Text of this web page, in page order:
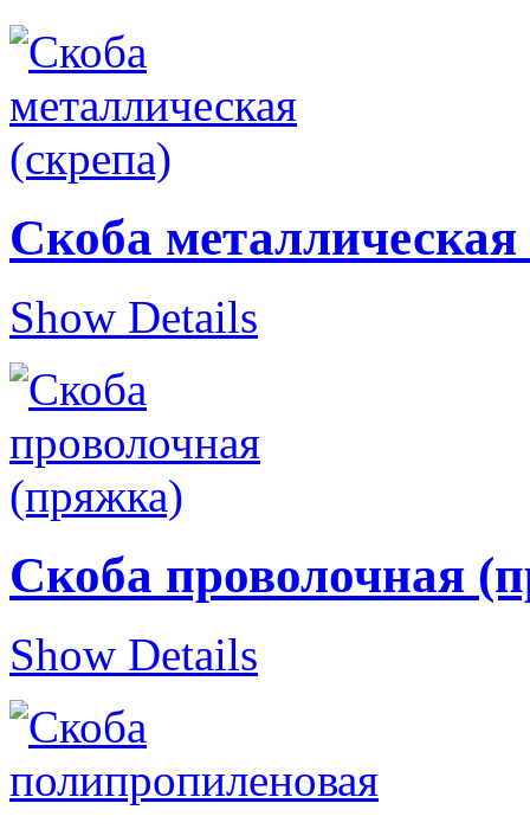
Скоба металлическая
Show Details
Скоба проволочная
Show Details